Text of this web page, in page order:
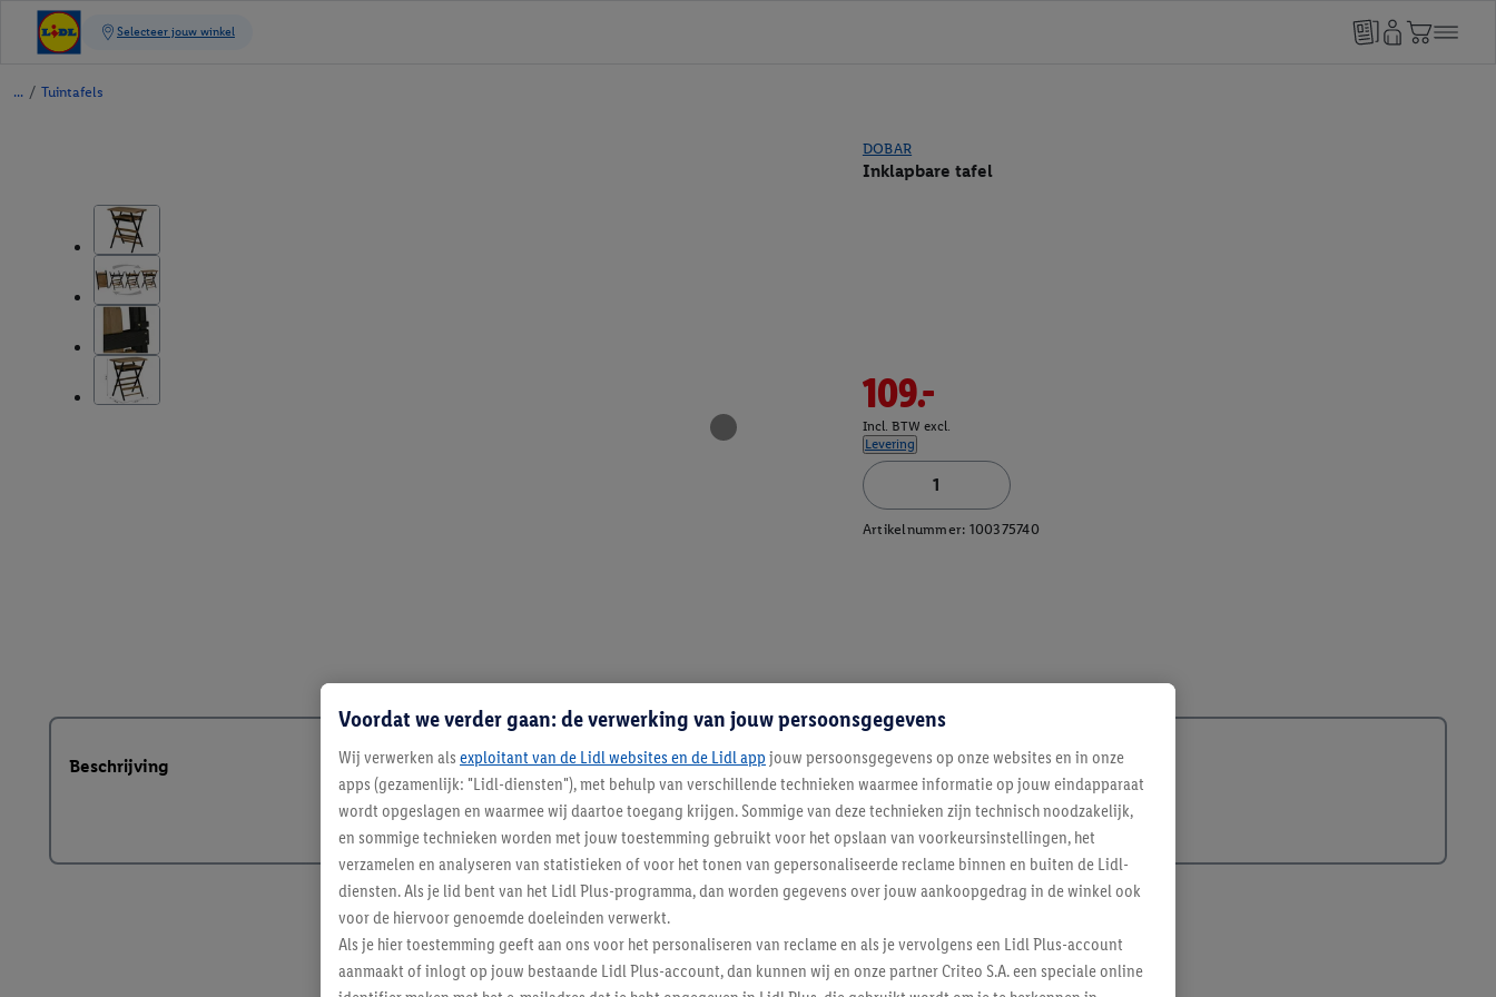
/ Tuintafels
DOBAR
Inklapbare tafel
109.-
Incl. BTW excl.
Levering
Artikelnummer: 100375740
Beschrijving
Voordat we verder gaan: de verwerking van jouw persoonsgegevens
Wij verwerken als exploitant van de Lidl websites en de Lidl app jouw persoonsgegevens op onze websites en in onze
apps (gezamenlijk: "Lidl-diensten"), met behulp van verschillende technieken waarmee informatie op jouw eindapparaat
wordt opgeslagen en waarmee wij daartoe toegang krijgen. Sommige van deze technieken zijn technisch noodzakelijk,
en sommige technieken worden met jouw toestemming gebruikt voor het opslaan van voorkeursinstellingen, het
verzamelen en analyseren van statistieken of voor het tonen van gepersonaliseerde reclame binnen en buiten de Lidl-
diensten. Als je lid bent van het Lidl Plus-programma, dan worden gegevens over jouw aankoopgedrag in de winkel ook
voor de hiervoor genoemde doeleinden verwerkt.
Als je hier toestemming geeft aan ons voor het personaliseren van reclame en als je vervolgens een Lidl Plus-account
aanmaakt of inlogt op jouw bestaande Lidl Plus-account, dan kunnen wij en onze partner Criteo S.A. een speciale online